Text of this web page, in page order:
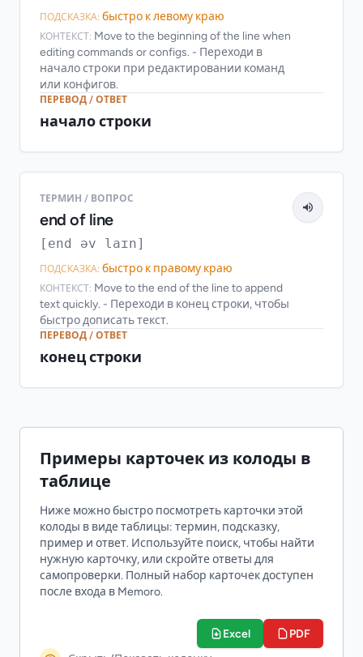
ПОДСКАЗКА: быстро к левому краю
КОНТЕКСТ: Move to the beginning of the line when
editing commands or configs. - Переходи в
начало строки при редактировании команд
или конфигов.
ПЕРЕВОД / ОТВЕТ
начало строки
ТЕРМИН / ВОПРОС
end of line
[end əv laɪn]
ПОДСКАЗКА: быстро к правому краю
КОНТЕКСТ: Move to the end of the line to append
text quickly. - Переходи в конец строки, чтобы
быстро дописать текст.
ПЕРЕВОД / ОТВЕТ
конец строки
Примеры карточек из колоды в
таблице
Ниже можно быстро посмотреть карточки этой
колоды в виде таблицы: термин, подсказку,
пример и ответ. Используйте поиск, чтобы найти
нужную карточку, или скройте ответы для
самопроверки. Полный набор карточек доступен
после входа в Memoro.
Excel PDF